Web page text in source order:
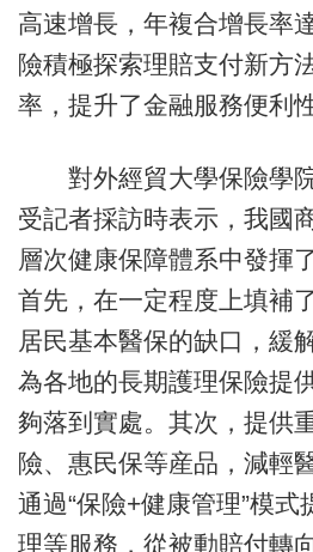
高速增長，年複合增長率
險積極探索理賠支付新方
率，提升了金融服務便利性
對外經貿大學保險學院
受記者採訪時表示，我國
層次健康保障體系中發揮
首先，在一定程度上填補
居民基本醫保的缺口，緩
為各地的長期護理保險提
夠落到實處。其次，提供
險、惠民保等産品，減輕
通過“保險+健康管理”模
理等服務，從被動賠付轉